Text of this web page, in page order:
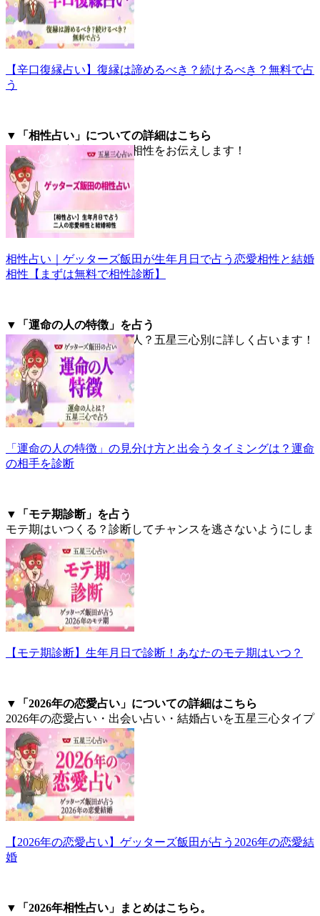
【辛口復縁占い】復縁は諦めるべき？続けるべき？無料で占
う
▼「相性占い」についての詳細はこちら
あの人との恋愛や結婚の相性をお伝えします！
相性占い｜ゲッターズ飯田が生年月日で占う恋愛相性と結婚
相性【まずは無料で相性診断】
▼「運命の人の特徴」を占う
あなたに合うのはどんな人？五星三心別に詳しく占います！
「運命の人の特徴」の見分け方と出会うタイミングは？運命
の相手を診断
▼「モテ期診断」を占う
モテ期はいつくる？診断してチャンスを逃さないようにしま
しょう！
【モテ期診断】生年月日で診断！あなたのモテ期はいつ？
▼「2026年の恋愛占い」についての詳細はこちら
2026年の恋愛占い・出会い占い・結婚占いを五星三心タイプ
別に詳しく占います！
【2026年の恋愛占い】ゲッターズ飯田が占う2026年の恋愛結
婚
▼「2026年相性占い」まとめはこちら。